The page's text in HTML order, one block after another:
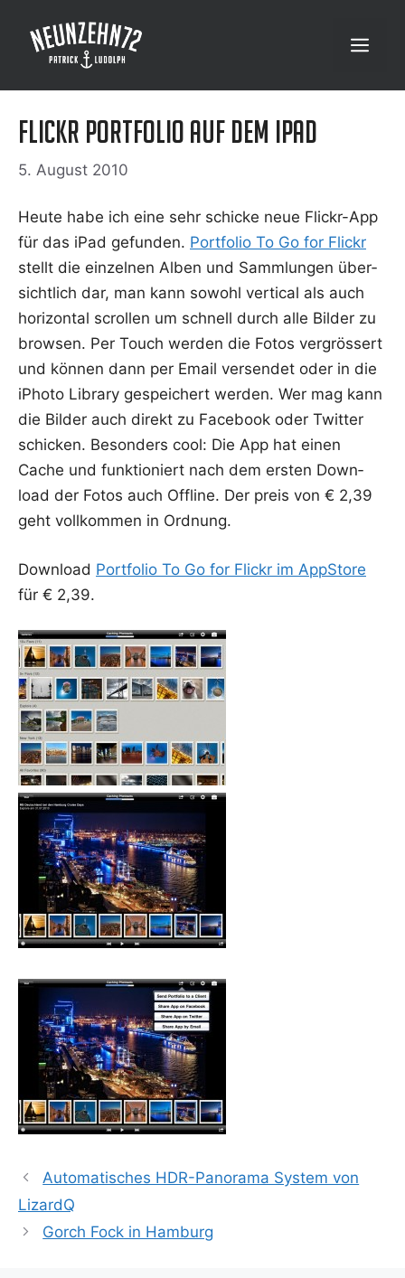
Inhalt
springen
Menü
Flickr Portfolio auf dem iPad
5. August 2010
Heu­te habe ich eine sehr schi­cke neue Flickr-App
für das iPad gefun­den. Port­fo­lio To Go for Flickr
stellt die ein­zel­nen Alben und Samm­lun­gen über­
sicht­lich dar, man kann sowohl ver­ti­cal als auch
hori­zon­tal scrol­len um schnell durch alle Bil­der zu
brow­sen. Per Touch wer­den die Fotos ver­grös­sert
und kön­nen dann per Email ver­sen­det oder in die
iPho­to Libra­ry gespei­chert wer­den. Wer mag kann
die Bil­der auch direkt zu Face­book oder Twit­ter
schi­cken. Beson­ders cool: Die App hat einen
Cache und funk­tio­niert nach dem ers­ten Down­
load der Fotos auch Off­line. Der preis von € 2,39
geht voll­kom­men in Ordnung.
Down­load Port­fo­lio To Go for Flickr im App­S­to­re
für € 2,39.
Automatisches HDR-Panorama System von
LizardQ
Gorch Fock in Hamburg